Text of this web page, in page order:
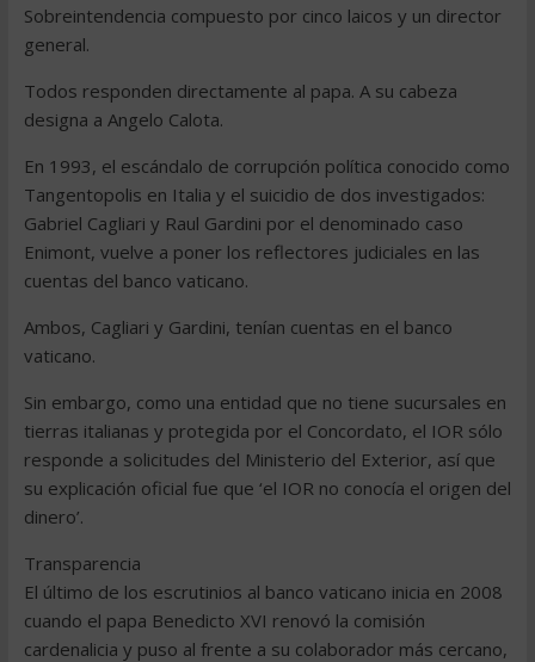
Sobreintendencia compuesto por cinco laicos y un director
general.
Todos responden directamente al papa. A su cabeza
designa a Angelo Calota.
En 1993, el escándalo de corrupción política conocido como
Tangentopolis en Italia y el suicidio de dos investigados:
Gabriel Cagliari y Raul Gardini por el denominado caso
Enimont, vuelve a poner los reflectores judiciales en las
cuentas del banco vaticano.
Ambos, Cagliari y Gardini, tenían cuentas en el banco
vaticano.
Sin embargo, como una entidad que no tiene sucursales en
tierras italianas y protegida por el Concordato, el IOR sólo
responde a solicitudes del Ministerio del Exterior, así que
su explicación oficial fue que ‘el IOR no conocía el origen del
dinero’.
Transparencia
El último de los escrutinios al banco vaticano inicia en 2008
cuando el papa Benedicto XVI renovó la comisión
cardenalicia y puso al frente a su colaborador más cercano,